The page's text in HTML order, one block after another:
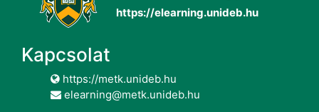
https://elearning.unideb.hu
Kapcsolat
https://metk.unideb.hu
elearning@metk.unideb.hu